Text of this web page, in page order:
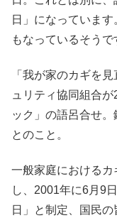
日」になっていま
もなっているそうで
「我が家のカギを
ュリティ協同組合
ック」の語呂合せ
とのこと。
一般家庭におけるカ
し、2001年に6月9
日」と制定、国民